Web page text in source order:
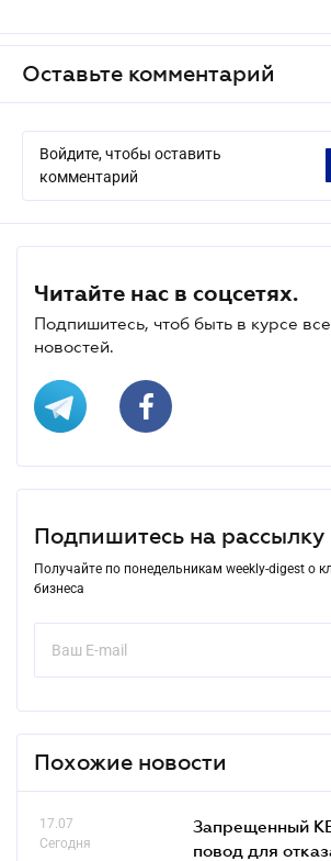
Оставьте комментарий
Войдите, чтобы оставить
комментарий
Читайте нас в соцсетях.
Подпишитесь, чтоб быть в курсе
новостей.
Подпишитесь на рассылку
Получайте по понедельникам weekly-digest о
бизнеса
Похожие новости
17.07
Сегодня
Запрещенный
повод для